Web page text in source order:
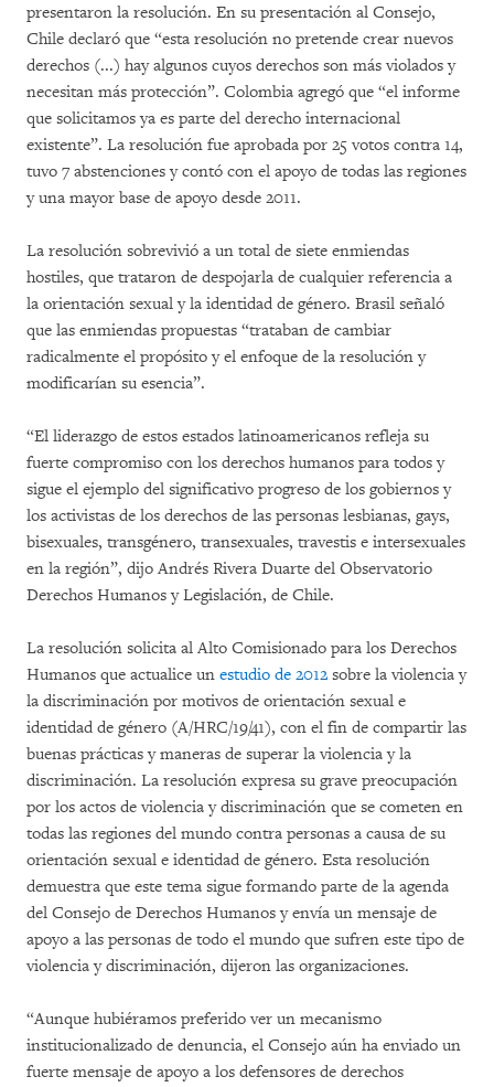
presentaron la resolución. En su presentación al Consejo,
Chile declaró que “esta resolución no pretende crear nuevos
derechos (...) hay algunos cuyos derechos son más violados y
necesitan más protección”. Colombia agregó que “el informe
que solicitamos ya es parte del derecho internacional
existente”. La resolución fue aprobada por 25 votos contra 14,
tuvo 7 abstenciones y contó con el apoyo de todas las regiones
y una mayor base de apoyo desde 2011.
La resolución sobrevivió a un total de siete enmiendas
hostiles, que trataron de despojarla de cualquier referencia a
la orientación sexual y la identidad de género. Brasil señaló
que las enmiendas propuestas “trataban de cambiar
radicalmente el propósito y el enfoque de la resolución y
modificarían su esencia”.
“El liderazgo de estos estados latinoamericanos refleja su
fuerte compromiso con los derechos humanos para todos y
sigue el ejemplo del significativo progreso de los gobiernos y
los activistas de los derechos de las personas lesbianas, gays,
bisexuales, transgénero, transexuales, travestis e intersexuales
en la región”, dijo Andrés Rivera Duarte del Observatorio
Derechos Humanos y Legislación, de Chile.
La resolución solicita al Alto Comisionado para los Derechos
Humanos que actualice un estudio de 2012 sobre la violencia y
la discriminación por motivos de orientación sexual e
identidad de género (A/HRC/19/41), con el fin de compartir las
buenas prácticas y maneras de superar la violencia y la
discriminación. La resolución expresa su grave preocupación
por los actos de violencia y discriminación que se cometen en
todas las regiones del mundo contra personas a causa de su
orientación sexual e identidad de género. Esta resolución
demuestra que este tema sigue formando parte de la agenda
del Consejo de Derechos Humanos y envía un mensaje de
apoyo a las personas de todo el mundo que sufren este tipo de
violencia y discriminación, dijeron las organizaciones.
“Aunque hubiéramos preferido ver un mecanismo
institucionalizado de denuncia, el Consejo aún ha enviado un
fuerte mensaje de apoyo a los defensores de derechos